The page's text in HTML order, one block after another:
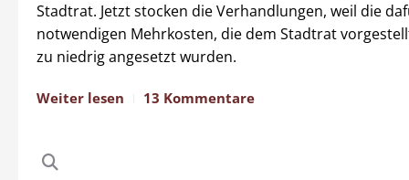
Stadtrat. Jetzt stocken die Verhandlungen, weil die
notwendigen Mehrkosten, die dem Stadtrat
zu niedrig angesetzt wurden.
Weiter lesen 13 Kommentare